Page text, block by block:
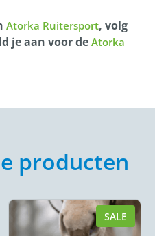
Atorka Ruitersport, volg
je aan voor de Atorka
producten
SALE